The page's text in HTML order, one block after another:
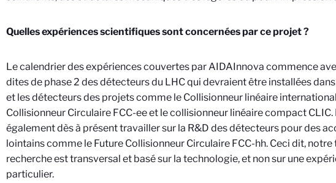
Quelles expériences scientifiques sont concernées par ce projet ?
Le calendrier des expériences couvertes par AIDAInnova commence
dites de phase 2 des détecteurs du LHC qui devraient être installées
et les détecteurs des projets comme le Collisionneur linéaire
Collisionneur Circulaire FCC-ee et le collisionneur linéaire compact CLIC.
également dès à présent travailler sur la R&D des détecteurs pour des
lointains comme le Future Collisionneur Circulaire FCC-hh. Ceci dit, notre
recherche est transversal et basé sur la technologie, et non sur une
particulier.